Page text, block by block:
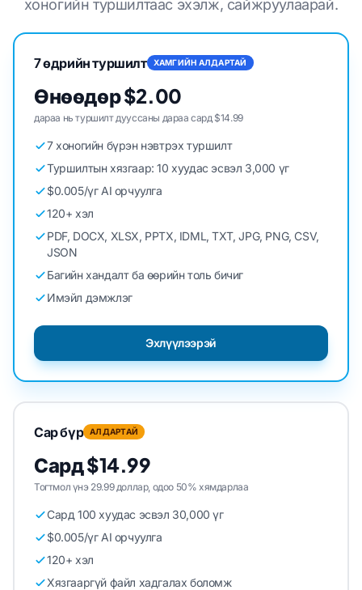
хоногийн туршилтаас эхэлж, сайжруулаарай.
7 өдрийн туршилт ХАМГИЙН АЛДАРТАЙ
Өнөөдөр $2.00
дараа нь туршилт дууссаны дараа сард $14.99
7 хоногийн бүрэн нэвтрэх туршилт
Туршилтын хязгаар: 10 хуудас эсвэл 3,000 үг
$0.005/үг AI орчуулга
120+ хэл
PDF, DOCX, XLSX, PPTX, IDML, TXT, JPG, PNG, CSV,
JSON
Багийн хандалт ба өөрийн толь бичиг
Имэйл дэмжлэг
Эхлүүлээрэй
Сар бүр АЛДАРТАЙ
Сард $14.99
Тогтмол үнэ 29.99 доллар, одоо 50% хямдарлаа
Сард 100 хуудас эсвэл 30,000 үг
$0.005/үг AI орчуулга
120+ хэл
Хязгааргүй файл хадгалах боломж